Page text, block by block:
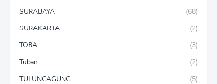
SURABAYA
(68)
SURAKARTA
(2)
TOBA
(3)
Tuban
(2)
TULUNGAGUNG
(5)